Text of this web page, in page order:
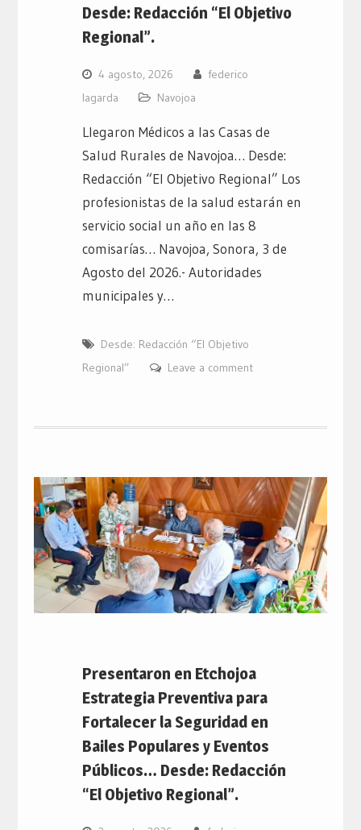
Desde: Redacción “El Objetivo
Regional”.
4 agosto, 2026
federico
lagarda
Navojoa
Llegaron Médicos a las Casas de
Salud Rurales de Navojoa… Desde:
Redacción “El Objetivo Regional” Los
profesionistas de la salud estarán en
servicio social un año en las 8
comisarías… Navojoa, Sonora, 3 de
Agosto del 2026.- Autoridades
municipales y…
Desde: Redacción “El Objetivo
Regional”
Leave a comment
Presentaron en Etchojoa
Estrategia Preventiva para
Fortalecer la Seguridad en
Bailes Populares y Eventos
Públicos… Desde: Redacción
“El Objetivo Regional”.